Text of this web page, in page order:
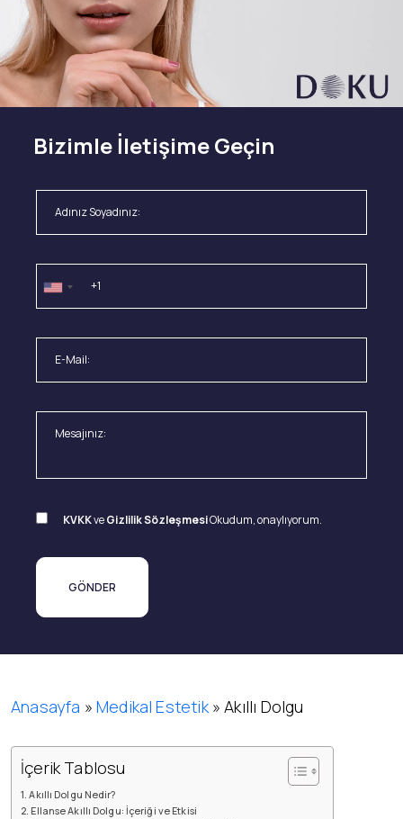
Bizimle İletişime Geçin
KVKKveGizlilik SözleşmesiOkudum, onaylıyorum.
Anasayfa » Medikal Estetik»Akıllı Dolgu
İçerik Tablosu
Akıllı Dolgu Nedir?
Ellanse Akıllı Dolgu: İçeriği ve Etkisi